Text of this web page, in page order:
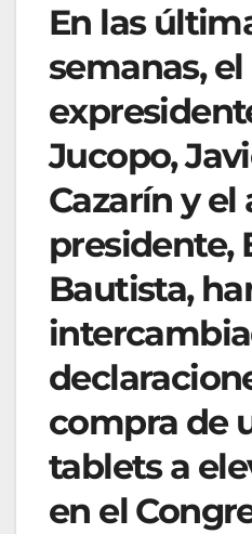
En las
semanas, el
Jucopo,
Cazarín y el
presidente,
Bautista,
compra de
tablets a
en el